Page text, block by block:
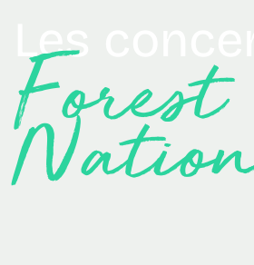
Les
Forest